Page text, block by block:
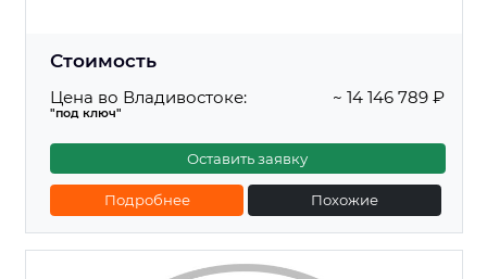
Стоимость
Цена во Владивостоке:
"под ключ"
~ 14 146 789 ₽
Оставить заявку
Подробнее Похожие